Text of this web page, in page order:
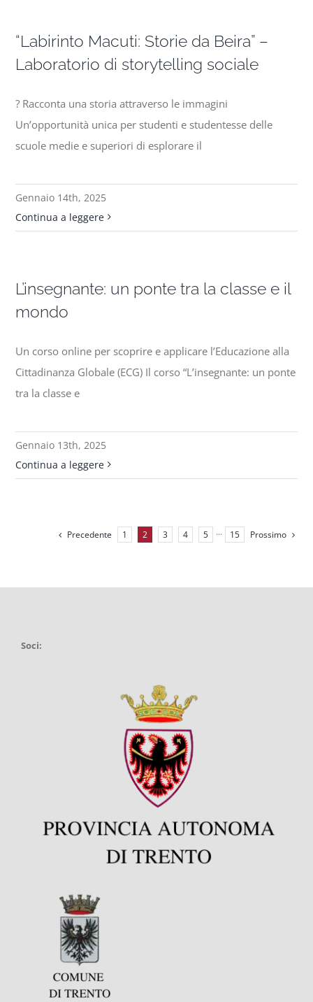
“Labirinto Macuti: Storie da Beira” –
Laboratorio di storytelling sociale
? Racconta una storia attraverso le immagini
Un’opportunità unica per studenti e studentesse delle
scuole medie e superiori di esplorare il
Gennaio 14th, 2025
Continua a leggere
L’insegnante: un ponte tra la classe e il
mondo
Un corso online per scoprire e applicare l’Educazione alla
Cittadinanza Globale (ECG) Il corso “L’insegnante: un ponte
tra la classe e
Gennaio 13th, 2025
Continua a leggere
Precedente 1 2 3 4 5 ··· 15 Prossimo
Soci: